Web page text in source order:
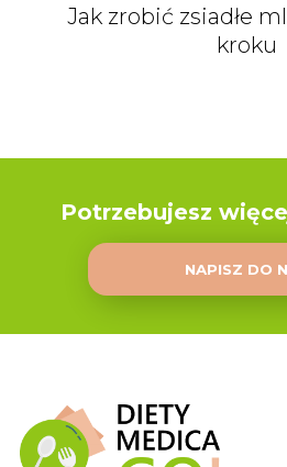
Jak zrobić zsiadłe
kroku
Potrzebujesz
NAPISZ DO